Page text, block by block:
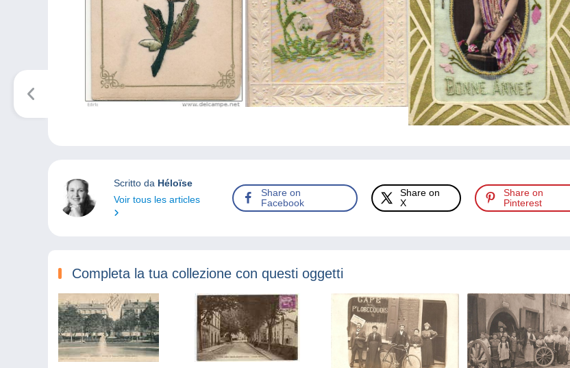
Scritto da Héloïse
Voir tous les articles
Share on
Facebook
Share on
X
Share on
Pinterest
Completa la tua collezione con questi oggetti